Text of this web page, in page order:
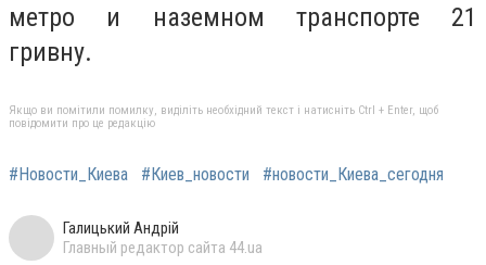
метро и наземном транспорте 21
гривну.
Якщо ви помітили помилку, виділіть необхідний текст і натисніть Ctrl + Enter, щоб
повідомити про це редакцію
#Новости_Киева #Киев_новости #новости_Киева_сегодня
Галицький Андрій
Главный редактор сайта 44.ua